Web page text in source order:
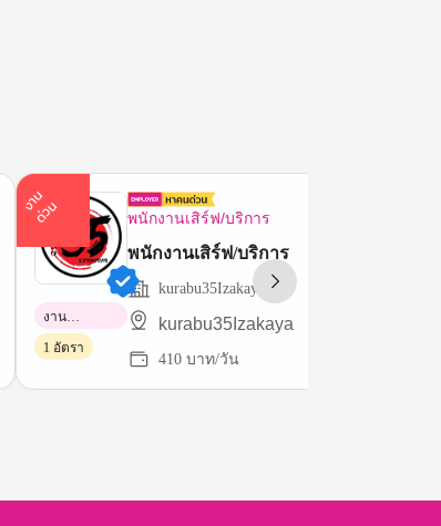
ง
า
น
ด่
ว
น พนักงานเสิร์ฟ/บริการ
พนักงานเสิร์ฟ/บริการ
kurabu35Izakaya
kurabu35Izakaya
410 บาท/วัน
งาน
พาร์ทไทม์
1 อัตรา